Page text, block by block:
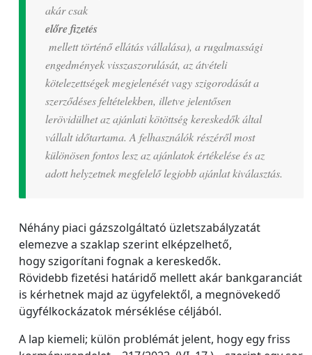
akár csak
előre fizetés
mellett történő ellátás vállalása), a rugalmassági
engedmények visszaszorulását, az átvételi
kötelezettségek megjelenését vagy szigorodását a
szerződéses feltételekben, illetve jelentősen
lerövidülhet az ajánlati kötöttség kereskedők által
vállalt időtartama. A felhasználók részéről most
különösen fontos lesz az ajánlatok értékelése és az
adott helyzetnek megfelelő legjobb ajánlat kiválasztás.
Néhány piaci gázszolgáltató üzletszabályzatát
elemezve a szaklap szerint elképzelhető,
hogy szigorítani fognak a kereskedők.
Rövidebb fizetési határidő mellett akár bankgaranciát
is kérhetnek majd az ügyfelektől, a megnövekedő
ügyfélkockázatok mérséklése céljából.
A lap kiemeli; külön problémát jelent, hogy egy friss